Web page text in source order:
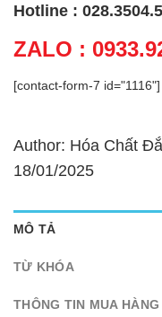
Hotline :
ZALO :
[contact-form-7 id="1116"]
Author: Hóa Chất
18/01/2025
MÔ TẢ
TỪ KHÓA
THÔNG TIN MUA HÀNG